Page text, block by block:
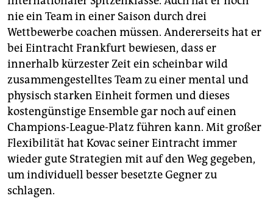
nie ein Team in einer Saison durch drei
Wettbewerbe coachen müssen. Andererseits hat er
bei Eintracht Frankfurt bewiesen, dass er
innerhalb kürzester Zeit ein scheinbar wild
zusammengestelltes Team zu einer mental und
physisch starken Einheit formen und dieses
kostengünstige Ensemble gar noch auf einen
Champions-League-Platz führen kann. Mit großer
Flexibilität hat Kovac seiner Eintracht immer
wieder gute Strategien mit auf den Weg gegeben,
um individuell besser besetzte Gegner zu
schlagen.